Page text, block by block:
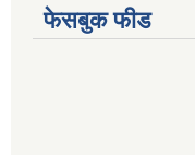
फेसबुक फीड